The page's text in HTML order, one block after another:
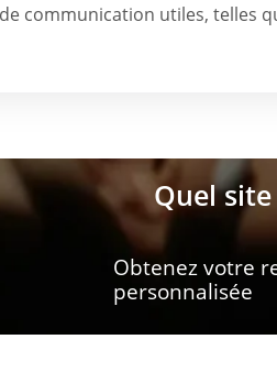
communication utiles, telles
Quel
Obtenez votre
personnalisée